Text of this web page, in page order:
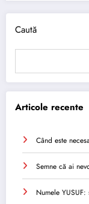
Caută
Articole recente
Când este
Semne că ai
Numele